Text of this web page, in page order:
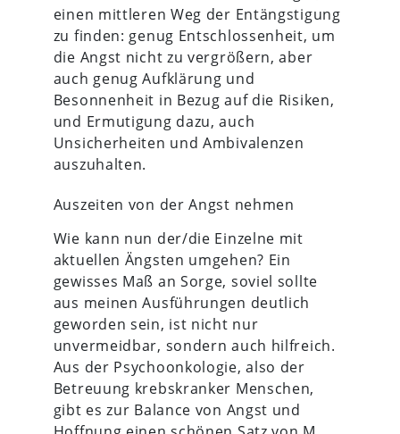
einen mittleren Weg der Entängstigung
zu finden: genug Entschlossenheit, um
die Angst nicht zu vergrößern, aber
auch genug Aufklärung und
Besonnenheit in Bezug auf die Risiken,
und Ermutigung dazu, auch
Unsicherheiten und Ambivalenzen
auszuhalten.
Auszeiten von der Angst nehmen
Wie kann nun der/die Einzelne mit
aktuellen Ängsten umgehen? Ein
gewisses Maß an Sorge, soviel sollte
aus meinen Ausführungen deutlich
geworden sein, ist nicht nur
unvermeidbar, sondern auch hilfreich.
Aus der Psychoonkologie, also der
Betreuung krebskranker Menschen,
gibt es zur Balance von Angst und